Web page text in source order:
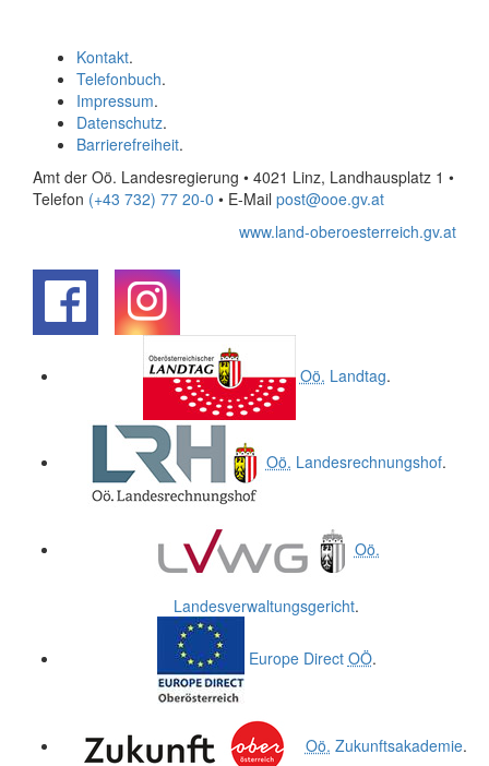
Kontakt.
Telefonbuch.
Impressum.
Datenschutz.
Barrierefreiheit.
Amt der Oö. Landesregierung • 4021 Linz, Landhausplatz 1 •
Telefon (+43 732) 77 20-0 • E-Mail post@ooe.gv.at
www.land-oberoesterreich.gv.at
Oö. Landtag.
Oö. Landesrechnungshof.
Oö.
Landesverwaltungsgericht.
Europe Direct OÖ.
Oö. Zukunftsakademie.